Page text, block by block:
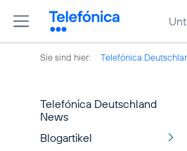
Sie sind hier: Telefónica
Telefónica Deutschland
News
Blogartikel